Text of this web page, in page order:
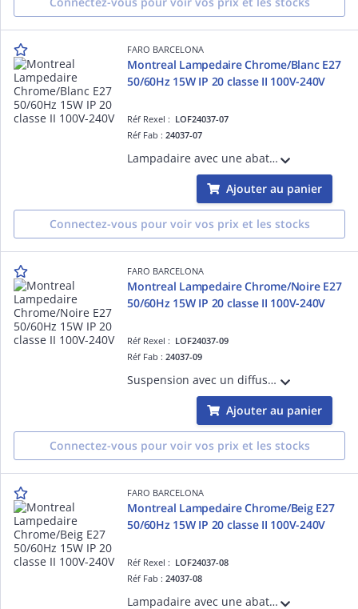
FARO BARCELONA
Montreal Lampedaire Chrome/Blanc E27
50/60Hz 15W IP 20 classe II 100V-240V
Réf Rexel : LOF24037-07
Réf Fab :24037-07
Lampadaire avec une abat-jour en textile Beige structure en Acier couleur Chrome brillant Beige diam.300mm E27 source non incluse 50/60Hz 15W IP 20 classe II100V-240V hauteur: 1600mm longueur: 400mmprofondeur: 300mm
Ajouter au panier
Connectez-vous pour voir vos prix et les stocks
FARO BARCELONA
Montreal Lampedaire Chrome/Noire E27
50/60Hz 15W IP 20 classe II 100V-240V
Réf Rexel : LOF24037-09
Réf Fab :24037-09
Suspension avec un diffuseur en verre opal structure en Acier couleur Noir mat diam.400mm SMD LED source incluse 50/60Hz 20W 3000K CRI >80 IP 201150Lm classe II 220V-240V hauteur:2060mm longueur: 400mmprofondeur: 400mm
Ajouter au panier
Connectez-vous pour voir vos prix et les stocks
FARO BARCELONA
Montreal Lampedaire Chrome/Beig E27
50/60Hz 15W IP 20 classe II 100V-240V
Réf Rexel : LOF24037-08
Réf Fab :24037-08
Lampadaire avec une abat-jour en textile Noir structure en Acier couleur Chrome brillant Noir diam.300mm E27 source non incluse 50/60Hz 15W IP 20 classe II100V-240V hauteur: 1600mm longueur: 400mmprofondeur: 300mm